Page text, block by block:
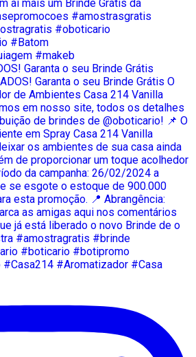
Garanta o seu Brinde Grátis